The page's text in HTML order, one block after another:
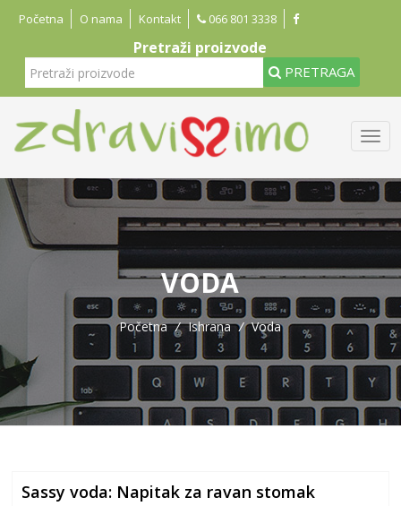
Početna O nama Kontakt 066 801 3338
Pretraži proizvode
PRETRAGA
VODA
Početna / Ishrana / Voda
Sassy voda: Napitak za ravan stomak